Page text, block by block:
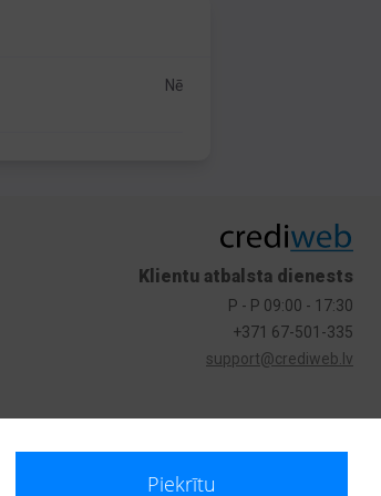
Nē
Klientu atbalsta dienests
P - P 09:00 - 17:30
+371 67-501-335
support@crediweb.lv
Piekrītu